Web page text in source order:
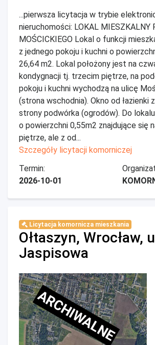
...pierwsza licytacja w trybie
nieruchomości: LOKAL MIESZKALNY
MOŚCICKIEGO Lokal o funkcji
z jednego pokoju i kuchni o
26,64 m2. Lokal położony jest na
kondygnacji tj. trzecim piętrze, na
pokoju i kuchni wychodzą na ulicę
(strona wschodnia). Okno od łazienki
strony podwórka (ogrodów). Do
o powierzchni 0,55m2 znajdujące się
piętrze, ale z od...
Szczegóły licytacji komorniczej
Termin:
2026-10-01
Licytacja komornicza mieszkania
Ołtaszyn, Wrocław,
Jaspisowa
ARCHIWALNE